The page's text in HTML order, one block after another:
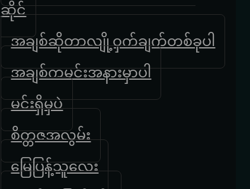
ဆိုင်
အချစ်ဆိုတာလျို့ဝှက်ချက်တစ်ခုပါ
အချစ်ကမင်းအနားမှာပါ
မင်းရှိမှပဲ
စိတ္တဇအလွမ်း
မြေပြန့်သူလေး